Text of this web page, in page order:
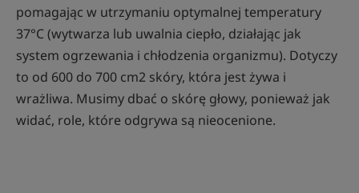
pomagając w utrzymaniu optymalnej temperatury
37°C (wytwarza lub uwalnia ciepło, działając jak
system ogrzewania i chłodzenia organizmu). Dotyczy
to od 600 do 700 cm2 skóry, która jest żywa i
wrażliwa. Musimy dbać o skórę głowy, ponieważ jak
widać, role, które odgrywa są nieocenione.